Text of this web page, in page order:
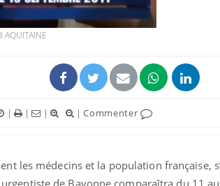
AQUITAINE
| | | |Commenter
les médecins et la population française,
de Bayonne comparaîtra du 11